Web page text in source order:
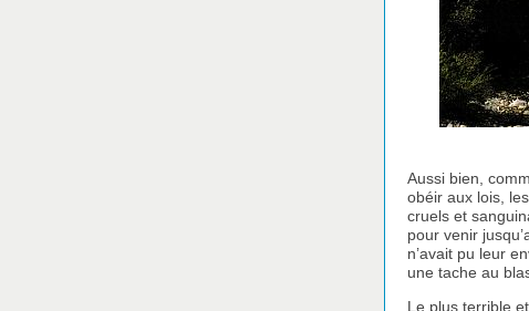
Aussi bien,
obéir aux lois,
cruels et
pour venir
n’avait pu leur
une tache au
Le plus terrible